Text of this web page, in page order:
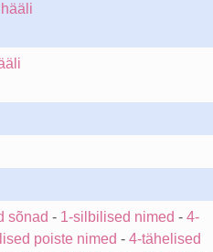
sõnad - 1-silbilised nimed - 4-
poiste nimed - 4-tähelised